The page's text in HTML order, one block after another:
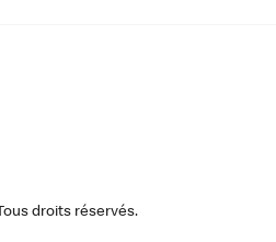
droits réservés.